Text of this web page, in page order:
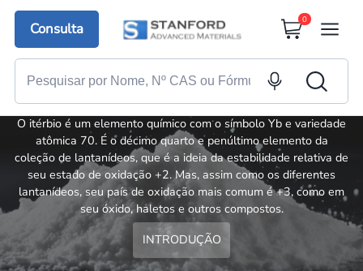
Consulta
0
Composto de itérbio
O itérbio é um elemento químico com o símbolo Yb e variedade
atômica 70. É o décimo quarto e penúltimo elemento da
coleção de lantanídeos, que é a ideia da estabilidade relativa de
seu estado de oxidação +2. Mas, assim como os diferentes
lantanídeos, seu país de oxidação mais comum é +3, como em
seu óxido, haletos e outros compostos.
INTRODUÇÃO